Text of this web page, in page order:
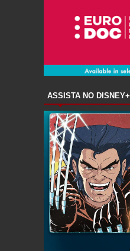
ASSISTA NO DISNEY+